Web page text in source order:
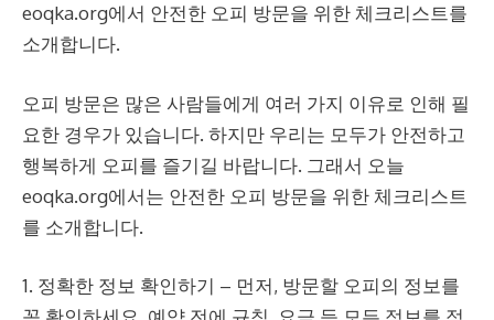
eoqka.org에서 안전한 오피 방문을 위한 체크리스트를
소개합니다.
오피 방문은 많은 사람들에게 여러 가지 이유로 인해 필
요한 경우가 있습니다. 하지만 우리는 모두가 안전하고
행복하게 오피를 즐기길 바랍니다. 그래서 오늘
eoqka.org에서는 안전한 오피 방문을 위한 체크리스트
를 소개합니다.
1. 정확한 정보 확인하기 – 먼저, 방문할 오피의 정보를